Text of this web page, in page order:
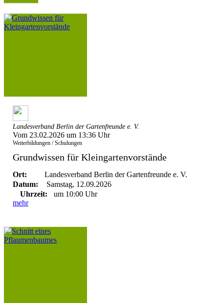
Landesverband Berlin der Gartenfreunde e. V.
Vom 23.02.2026 um 13:36 Uhr
Weiterbildungen / Schulungen
Grundwissen für Kleingartenvorstände
Ort:
Landesverband Berlin der Gartenfreunde e. V.
Datum:
Samstag, 12.09.2026
Uhrzeit:
um 10:00 Uhr
mehr